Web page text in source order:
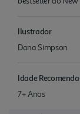
Ilustrador
Dana Simpson
Idade
7+ Anos